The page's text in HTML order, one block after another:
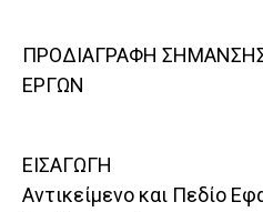
ΠΡΟΔΙΑΓΡΑΦΗ
ΕΡΓΩΝ
ΕΙΣΑΓΩΓΗ
Αντικείμενο και Πεδίο